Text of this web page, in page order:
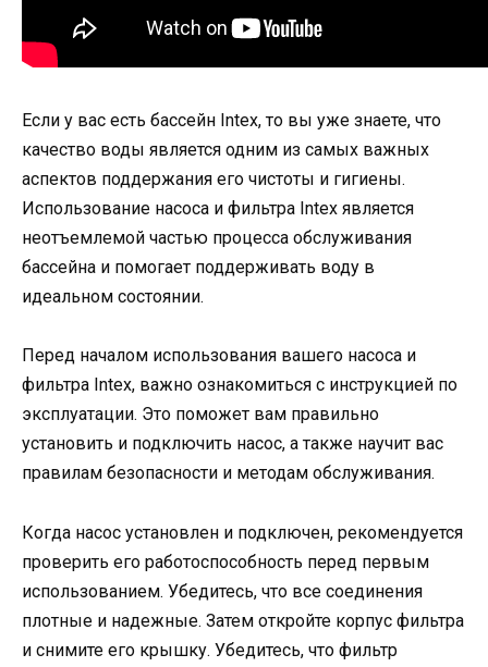
Если у вас есть бассейн Intex, то вы уже знаете, что
качество воды является одним из самых важных
аспектов поддержания его чистоты и гигиены.
Использование насоса и фильтра Intex является
неотъемлемой частью процесса обслуживания
бассейна и помогает поддерживать воду в
идеальном состоянии.
Перед началом использования вашего насоса и
фильтра Intex, важно ознакомиться с инструкцией по
эксплуатации. Это поможет вам правильно
установить и подключить насос, а также научит вас
правилам безопасности и методам обслуживания.
Когда насос установлен и подключен, рекомендуется
проверить его работоспособность перед первым
использованием. Убедитесь, что все соединения
плотные и надежные. Затем откройте корпус фильтра
и снимите его крышку. Убедитесь, что фильтр